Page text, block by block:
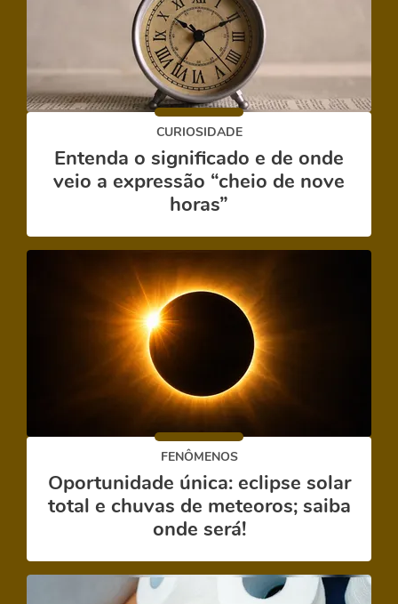
CURIOSIDADE
Entenda o significado e de onde
veio a expressão “cheio de nove
horas”
FENÔMENOS
Oportunidade única: eclipse solar
total e chuvas de meteoros; saiba
onde será!